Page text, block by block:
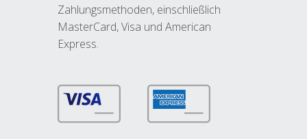
Zahlungsmethoden, einschließlich
MasterCard, Visa und American
Express.